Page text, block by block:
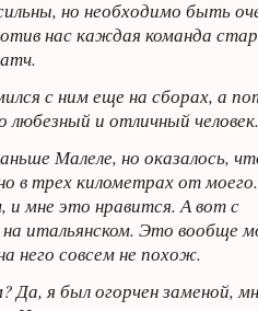
но необходимо быть
нас каждая команда
с ним еще на сборах, а
любезный и отличный
Малеле, но оказалось,
в трех километрах от
и мне это нравится. А вот с
итальянском. Это вообще
него совсем не похож.
Да, я был огорчен заменой,